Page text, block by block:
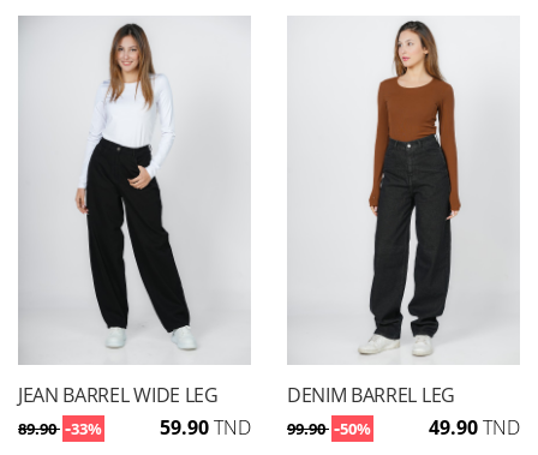
JEAN BARREL WIDE LEG
89.90 -33% 59.90TND
DENIM BARREL LEG
99.90 -50% 49.90TND